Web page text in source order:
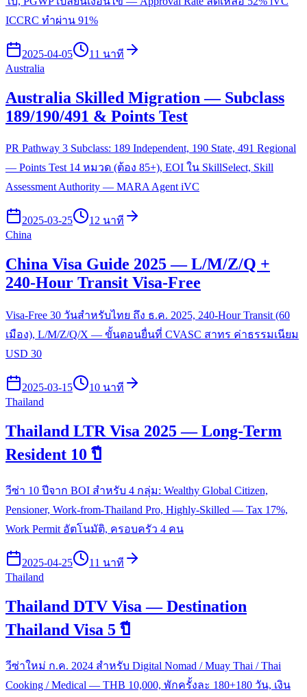
ICCRC ทำผ่าน 91%
2025-04-05
11 นาที
Australia
Australia Skilled Migration — Subclass
189/190/491 & Points Test
PR Pathway 3 Subclass: 189 Independent, 190 State, 491 Regional
— Points Test 14 หมวด (ต้อง 85+), EOI ใน SkillSelect, Skill
Assessment Authority — MARA Agent iVC
2025-03-25
12 นาที
China
China Visa Guide 2025 — L/M/Z/Q +
240-Hour Transit Visa-Free
Visa-Free 30 วันสำหรับไทย ถึง ธ.ค. 2025, 240-Hour Transit (60
เมือง), L/M/Z/Q/X — ขั้นตอนยื่นที่ CVASC สาทร ค่าธรรมเนียม
USD 30
2025-03-15
10 นาที
Thailand
Thailand LTR Visa 2025 — Long-Term
Resident 10 ปี
วีซ่า 10 ปีจาก BOI สำหรับ 4 กลุ่ม: Wealthy Global Citizen,
Pensioner, Work-from-Thailand Pro, Highly-Skilled — Tax 17%,
Work Permit อัตโนมัติ, ครอบครัว 4 คน
2025-04-25
11 นาที
Thailand
Thailand DTV Visa — Destination
Thailand Visa 5 ปี
วีซ่าใหม่ ก.ค. 2024 สำหรับ Digital Nomad / Muay Thai / Thai
Cooking / Medical — THB 10,000, พักครั้งละ 180+180 วัน, เงิน